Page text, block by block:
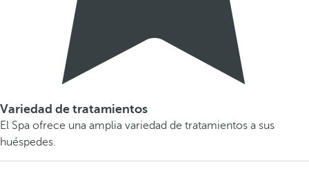
Variedad de tratamientos
El Spa ofrece una amplia variedad de tratamientos a sus
huéspedes.